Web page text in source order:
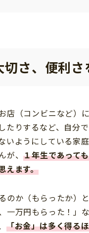
切さ、便利
店（コンビニなど）
りするなど、自分
いようにしている家
が、１年生であって
えます。
のか（もらったか）
一万円もらった！」
「お金」は多く得る